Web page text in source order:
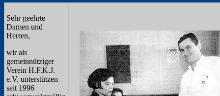
Sehr geehrte
Damen und
Herren,
wir als
gemeinnütziger
Verein H.F.K.J.
e.V. unterstützen
seit 1996